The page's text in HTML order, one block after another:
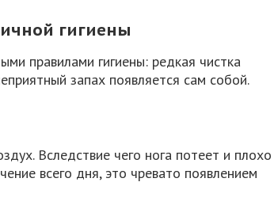
гигиены
правилами гигиены: редкая чистка
запах появляется сам собой.
Вследствие чего нога потеет и плохо
всего дня, это чревато появлением